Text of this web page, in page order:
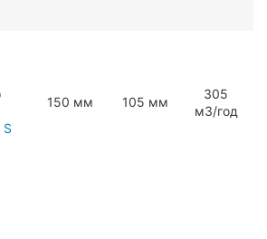
S
150 мм 105 мм
305
мЗ/год